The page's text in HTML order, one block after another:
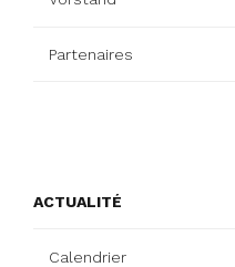
Partenaires
ACTUALITÉ
Calendrier